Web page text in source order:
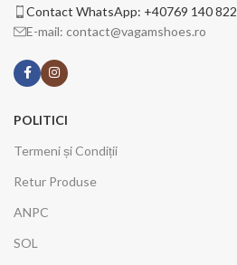
Contact WhatsApp: +40769 140 822
E-mail: contact@vagamshoes.ro
POLITICI
Termeni și Condiții
Retur Produse
ANPC
SOL